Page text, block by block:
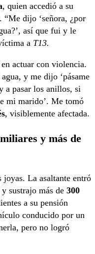
, quien accedió a su
dijo ‘señora, ¿por
así que fui y le
a T13.
actuar con violencia.
y me dijo ‘pásame
a pasar los anillos, si
mi marido’. Me tomó
, visiblemente afectada.
y más de
La asaltante entró
sustrajo más de 300
a su pensión
conducido por un
pero no logró